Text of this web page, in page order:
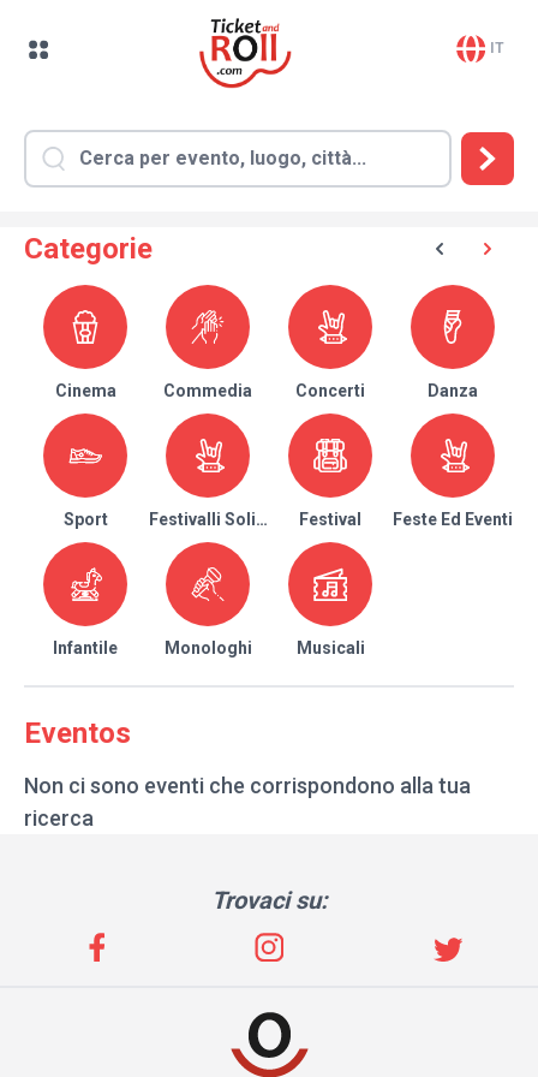
IT
Categorie
Cinema Commedia Concerti Danza
Sport Festivalli Solidari Festival Feste Ed Eventi
Infantile Monologhi Musicali
Eventos
Non ci sono eventi che corrispondono alla tua
ricerca
Trovaci su: